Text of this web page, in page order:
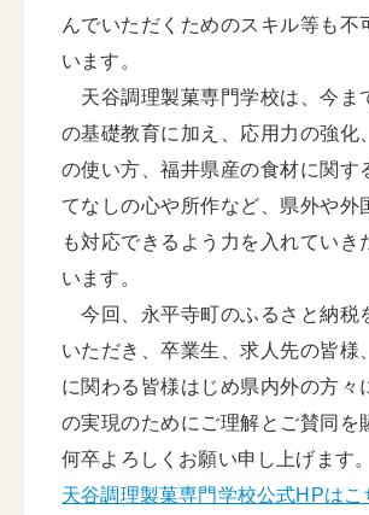
んでいただくためのスキル等も不
います。
天谷調理製菓専門学校は、今ま
の基礎教育に加え、応用力の強化
の使い方、福井県産の食材に関す
てなしの心や所作など、県外や外
も対応できるよう力を入れていき
います。
今回、永平寺町のふるさと納税
いただき、卒業生、求人先の皆様
に関わる皆様はじめ県内外の方々
の実現のためにご理解とご賛同を
何卒よろしくお願い申し上げます。
天谷調理製菓専門学校公式HPはこ